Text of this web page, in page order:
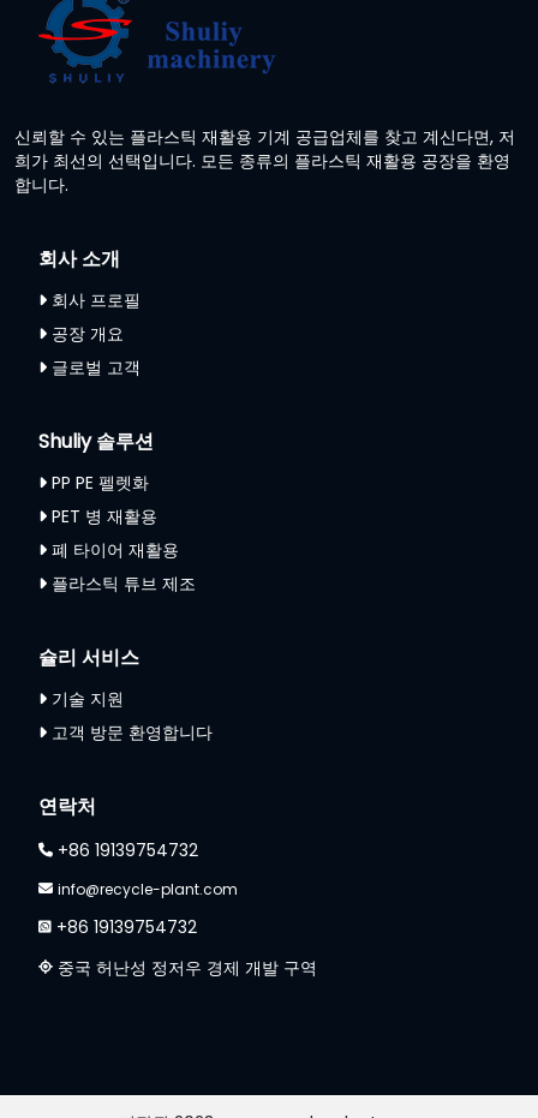
신뢰할 수 있는 플라스틱 재활용 기계 공급업체를 찾고 계신다면, 저
희가 최선의 선택입니다. 모든 종류의 플라스틱 재활용 공장을 환영
합니다.
회사 소개
회사 프로필
공장 개요
글로벌 고객
Shuliy 솔루션
PP PE 펠렛화
PET 병 재활용
폐 타이어 재활용
플라스틱 튜브 제조
슐리 서비스
기술 지원
고객 방문 환영합니다
연락처
+86 19139754732
info@recycle-plant.com
+86 19139754732
중국 허난성 정저우 경제 개발 구역